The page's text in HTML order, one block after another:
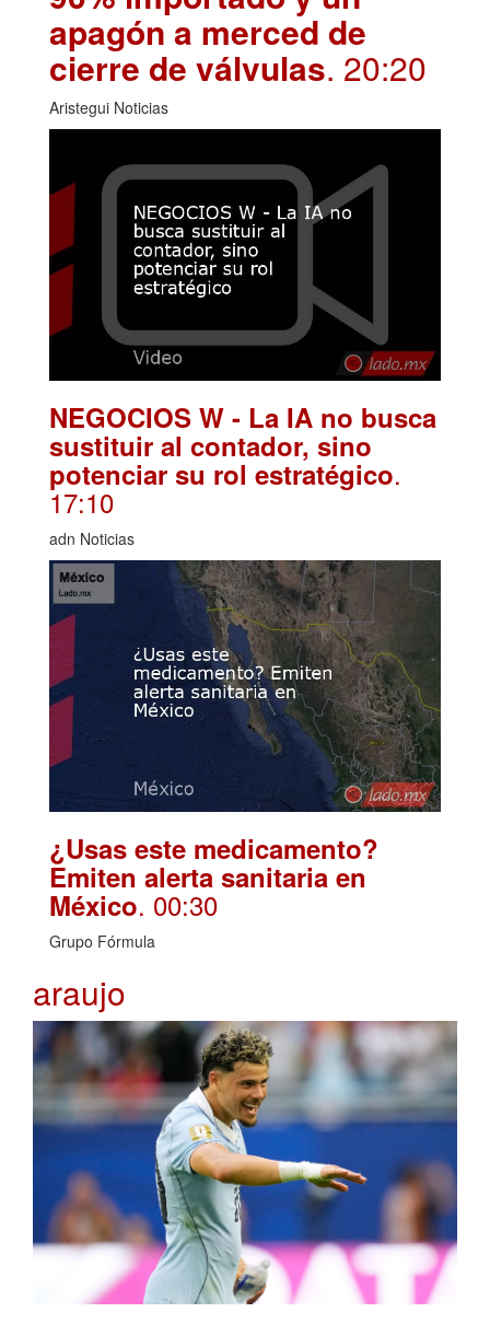
apagón a merced de
cierre de válvulas. 20:20
Aristegui Noticias
NEGOCIOS W - La IA no busca
sustituir al contador, sino
potenciar su rol estratégico.
17:10
adn Noticias
¿Usas este medicamento?
Emiten alerta sanitaria en
México. 00:30
Grupo Fórmula
araujo